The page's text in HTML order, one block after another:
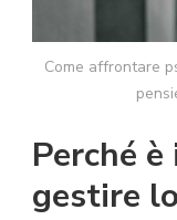
Come affrontare
Perché
gestire